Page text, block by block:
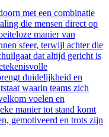
met een combinatie
die mensen direct op
manier van
sfeer, terwijl achter die
dat altijd gericht is
duidelijkheid en
waarin teams zich
voelen en
manier tot stand komt
gemotiveerd en trots zijn